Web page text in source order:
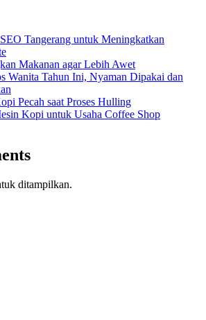
Tangerang untuk Meningkatkan
Makanan agar Lebih Awet
Wanita Tahun Ini, Nyaman Dipakai dan
Pecah saat Proses Hulling
Kopi untuk Usaha Coffee Shop
ditampilkan.